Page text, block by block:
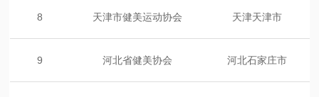
8 天津市健美运动协会 天津天津市
9 河北省健美协会 河北石家庄市